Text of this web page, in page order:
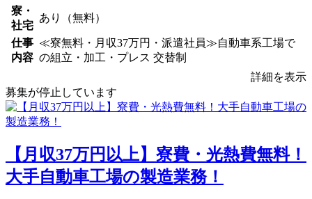
寮・
社宅
あり（無料）
仕事
内容
≪寮無料・月収37万円・派遣社員≫自動車系工場で
の組立・加工・プレス 交替制
詳細を表示
募集が停止しています
【月収37万円以上】寮費・光熱費無料！
大手自動車工場の製造業務！